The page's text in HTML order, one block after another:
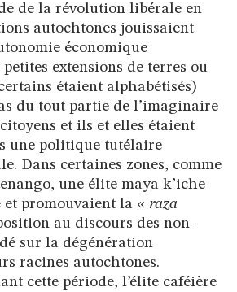
de la révolution libérale en
autochtones jouissaient
économique
extensions de terres ou
étaient alphabétisés)
du tout partie de l’imaginaire
et ils et elles étaient
une politique tutélaire
Dans certaines zones, comme
une élite maya k’iche
et promouvaient la « raza
au discours des non-
sur la dégénération
racines autochtones.
cette période, l’élite caféière